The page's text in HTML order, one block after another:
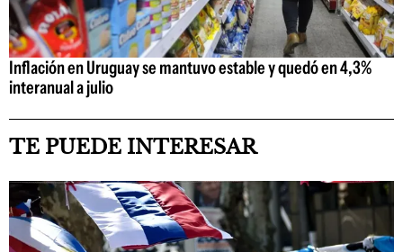
Inflación en Uruguay se mantuvo estable y quedó en 4,3%
interanual a julio
TE PUEDE INTERESAR